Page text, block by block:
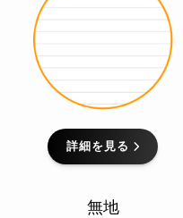
詳細を見る
無地